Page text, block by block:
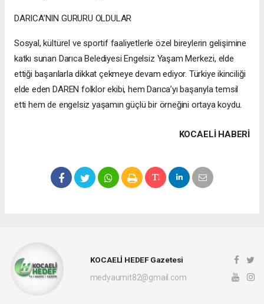
DARICA’NIN GURURU OLDULAR
Sosyal, kültürel ve sportif faaliyetlerle özel bireylerin gelişimine
katkı sunan Darıca Belediyesi Engelsiz Yaşam Merkezi, elde
ettiği başarılarla dikkat çekmeye devam ediyor. Türkiye ikinciliği
elde eden DAREN folklor ekibi, hem Darıca’yı başarıyla temsil
etti hem de engelsiz yaşamın güçlü bir örneğini ortaya koydu.
KOCAELI HABERİ
KOCAELİ HEDEF Gazetesi
medyaumit82@gmail.com